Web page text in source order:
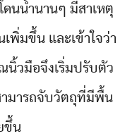
ดนน้ำนานๆ มีสาเหตุ
พิ่มขึ้น และเข้าใจว่า
นิ้วมือจึงเริ่มปรับตัว
ามารถจับวัตถุที่มีพื้น
ขึ้น